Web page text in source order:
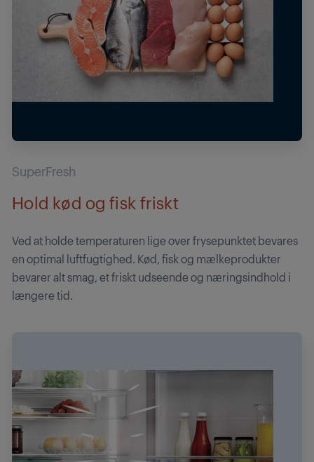
SuperFresh
Hold kød og fisk friskt
Ved at holde temperaturen lige over frysepunktet bevares
en optimal luftfugtighed. Kød, fisk og mælkeprodukter
bevarer alt smag, et friskt udseende og næringsindhold i
længere tid.